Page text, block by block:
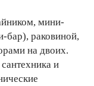
мини-
бар), раковиной,
на двоих.
и